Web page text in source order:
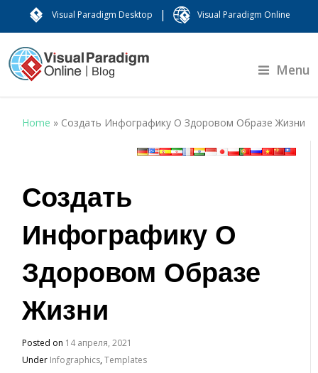
Visual Paradigm Desktop | Visual Paradigm Online
Menu
Home » Создать Инфографику О Здоровом Образе Жизни
Создать
Инфографику О
Здоровом Образе
Жизни
Posted on 14 апреля, 2021
Under Infographics,Templates